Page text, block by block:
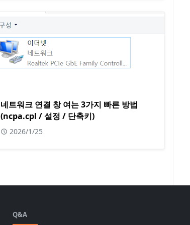
네트워크 연결 창 여는 3가지 빠른 방법
(ncpa.cpl / 설정 / 단축키)
2026/1/25
Q&A